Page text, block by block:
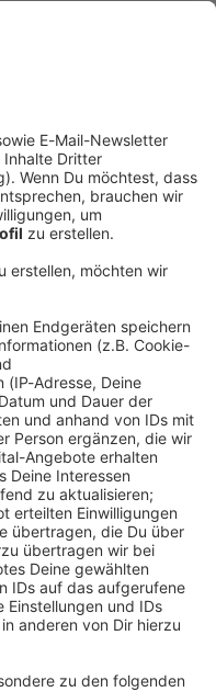
kostenlosen
Ob Nachrichten,
Aktionen - wir